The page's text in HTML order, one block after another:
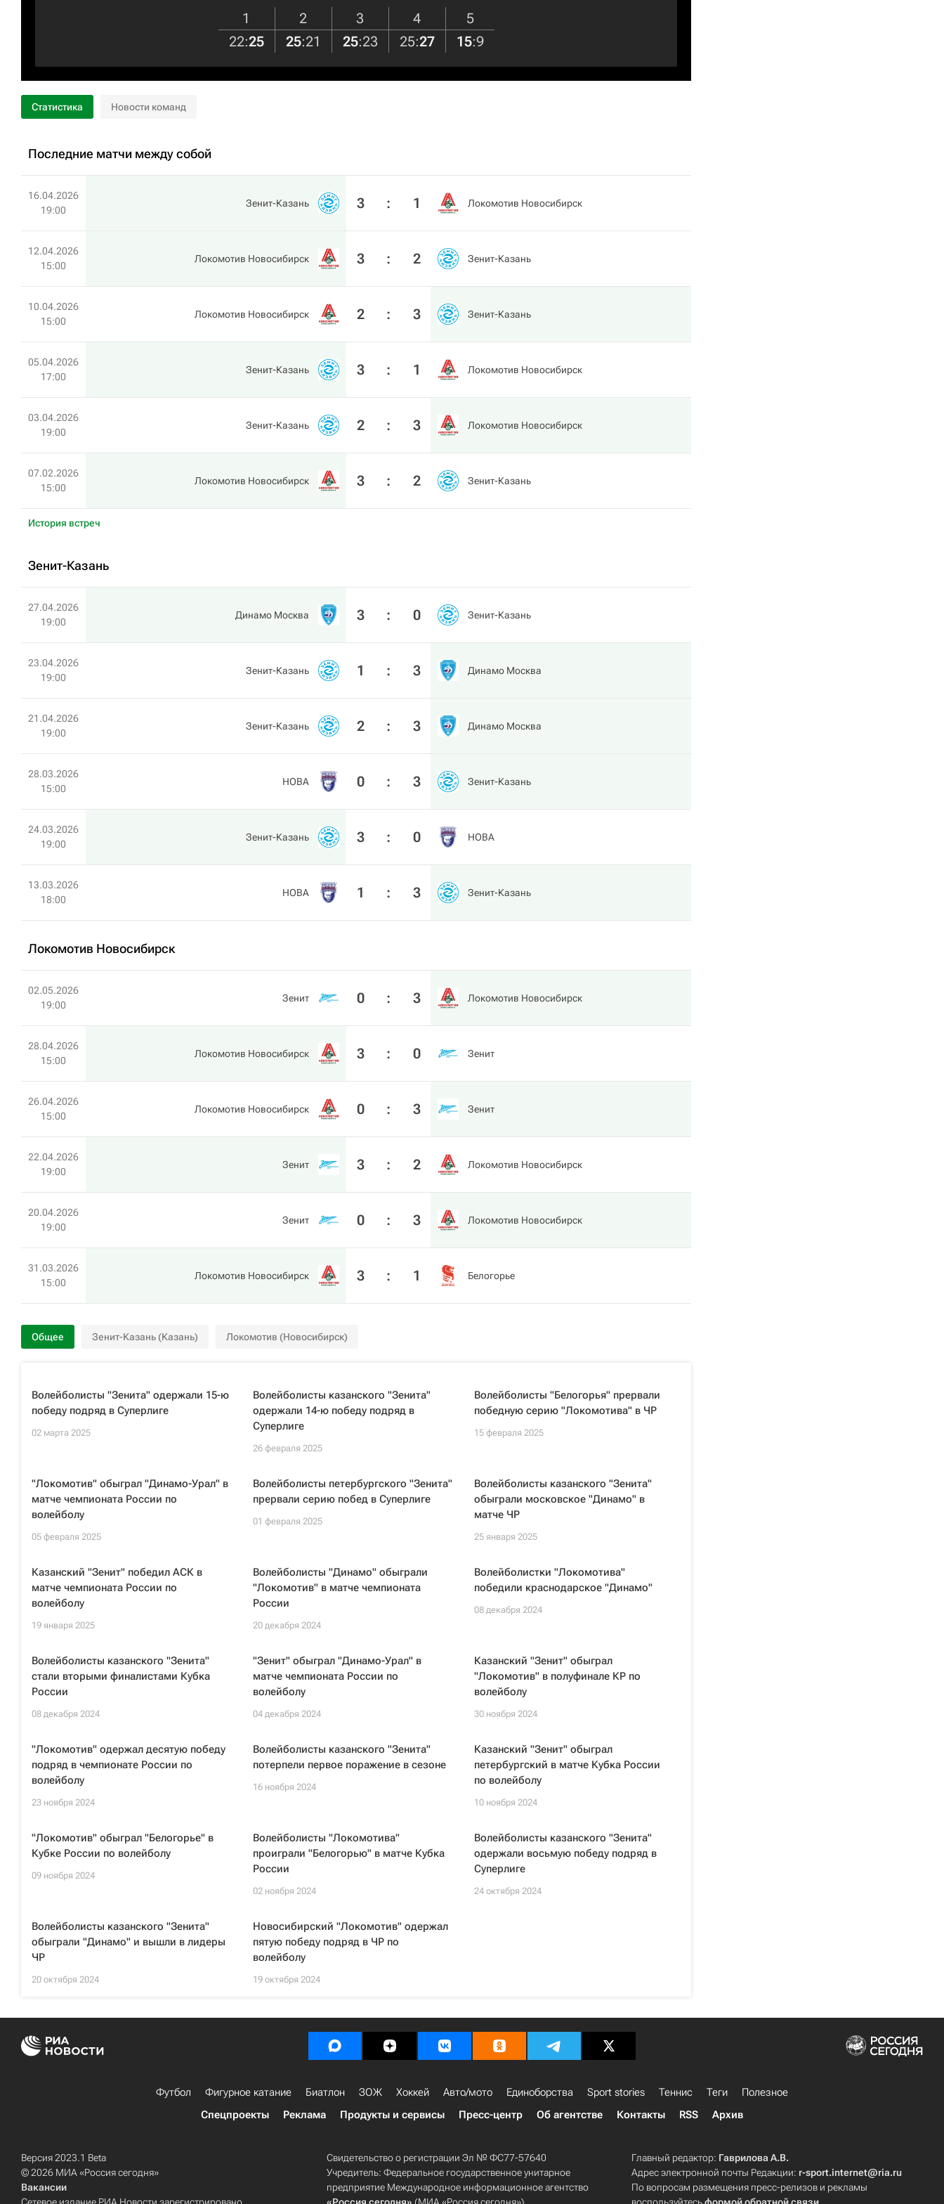
1 2 3 4
5
22:25 25:21 25:23 25:27 15:9
Статистика Новости команд
Последние матчи между собой
16.04.2026
19:00
Зенит-Казань 3 : 1 Локомотив Новосибирск
12.04.2026
15:00
Локомотив Новосибирск 3 : 2 Зенит-Казань
10.04.2026
15:00
Локомотив Новосибирск 2 : 3 Зенит-Казань
05.04.2026
17:00
Зенит-Казань 3 : 1 Локомотив Новосибирск
03.04.2026
19:00
Зенит-Казань 2 : 3 Локомотив Новосибирск
07.02.2026
15:00
Локомотив Новосибирск 3 : 2 Зенит-Казань
История встреч
Зенит-Казань
27.04.2026
19:00
Динамо Москва 3 : 0 Зенит-Казань
23.04.2026
19:00
Зенит-Казань 1 : 3 Динамо Москва
21.04.2026
19:00
Зенит-Казань 2 : 3 Динамо Москва
28.03.2026
15:00
HOBA 0 : 3 Зенит-Казань
24.03.2026
19:00
Зенит-Казань 3 : 0 HOBA
13.03.2026
18:00
HOBA 1 : 3 Зенит-Казань
Локомотив Новосибирск
02.05.2026
19:00
Зенит 0 : 3 Локомотив Новосибирск
28.04.2026
15:00
Локомотив Новосибирск 3 : 0 Зенит
26.04.2026
15:00
Локомотив Новосибирск 0 : 3 Зенит
22.04.2026
19:00
Зенит 3 : 2 Локомотив Новосибирск
20.04.2026
19:00
Зенит 0 : 3 Локомотив Новосибирск
31.03.2026
15:00
Локомотив Новосибирск 3 : 1 Белогорье
Общее Зенит-Казань (Казань) Локомотив (Новосибирск)
Волейболисты "Зенита" одержали 15-ю
победу подряд в Суперлиге
02 марта 2025
Волейболисты казанского "Зенита"
одержали 14-ю победу подряд в
Суперлиге
26 февраля 2025
Волейболисты "Белогорья" прервали
победную серию "Локомотива" в ЧР
15 февраля 2025
"Локомотив" обыграл "Динамо-Урал" в
матче чемпионата России по
волейболу
05 февраля 2025
Волейболисты петербургского "Зенита"
прервали серию побед в Суперлиге
01 февраля 2025
Волейболисты казанского "Зенита"
обыграли московское "Динамо" в
матче ЧР
25 января 2025
Казанский "Зенит" победил АСК в
матче чемпионата России по
волейболу
19 января 2025
Волейболисты "Динамо" обыграли
"Локомотив" в матче чемпионата
России
20 декабря 2024
Волейболистки "Локомотива"
победили краснодарское "Динамо"
08 декабря 2024
Волейболисты казанского "Зенита"
стали вторыми финалистами Кубка
России
08 декабря 2024
"Зенит" обыграл "Динамо-Урал" в
матче чемпионата России по
волейболу
04 декабря 2024
Казанский "Зенит" обыграл
"Локомотив" в полуфинале КР по
волейболу
30 ноября 2024
"Локомотив" одержал десятую победу
подряд в чемпионате России по
волейболу
23 ноября 2024
Волейболисты казанского "Зенита"
потерпели первое поражение в сезоне
16 ноября 2024
Казанский "Зенит" обыграл
петербургский в матче Кубка России
по волейболу
10 ноября 2024
"Локомотив" обыграл "Белогорье" в
Кубке России по волейболу
09 ноября 2024
Волейболисты "Локомотива"
проиграли "Белогорью" в матче Кубка
России
02 ноября 2024
Волейболисты казанского "Зенита"
одержали восьмую победу подряд в
Суперлиге
24 октября 2024
Волейболисты казанского "Зенита"
обыграли "Динамо" и вышли в лидеры
ЧР
20 октября 2024
Новосибирский "Локомотив" одержал
пятую победу подряд в ЧР по
волейболу
19 октября 2024
Футбол Фигурное катание Биатлон ЗОЖ Хоккей Авто/мото Единоборства Sport stories Теннис Теги
Полезное
Спецпроекты
Реклама Продукты и сервисы Пресс-центр Об агентстве Контакты RSS Архив
Версия 2023.1 Beta
© 2026 МИА «Россия сегодня»
Вакансии
Свидетельство о регистрации Эл № ФС77-57640
Учредитель: Федеральное государственное унитарное
предприятие Международное информационное агентство
Главный редактор: Гаврилова А.В.
Адрес электронной почты Редакции: r-sport.internet@ria.ru
По вопросам размещения пресс-релизов и рекламы